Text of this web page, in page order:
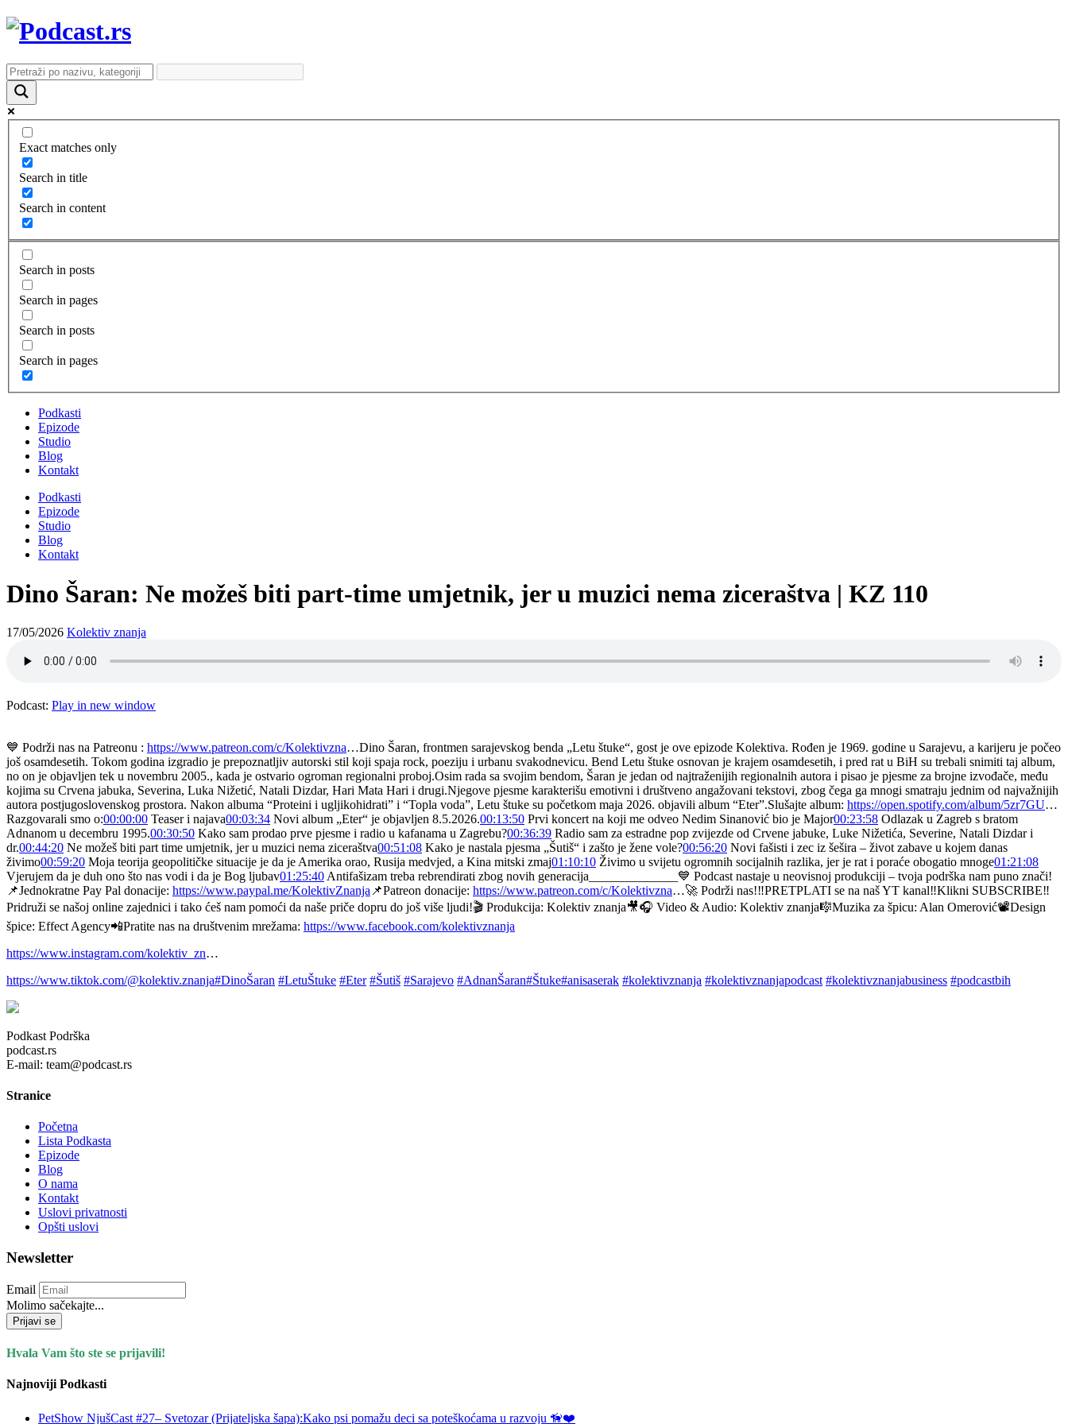
Exact matches only
Search in title
Search in content
Search in posts
Search in pages
Search in posts
Search in pages
Podkasti
Epizode
Studio
Blog
Kontakt
Podkasti
Epizode
Studio
Blog
Kontakt
Dino Šaran: Ne možeš biti part-time umjetnik, jer u muzici nema ziceraštva | KZ 110
17/05/2026 Kolektiv znanja
Podcast: Play in new window
💙 Podrži nas na Patreonu : https://www.patreon.com/c/Kolektivzna…Dino Šaran, frontmen sarajevskog benda „Letu štuke“, gost je ove epizode Kolektiva. Rođen je 1969. godine u Sarajevu, a karijeru je počeo
još osamdesetih. Tokom godina izgradio je prepoznatljiv autorski stil koji spaja rock, poeziju i urbanu svakodnevicu. Bend Letu štuke osnovan je krajem osamdesetih, i pred rat u BiH su trebali snimiti taj album,
no on je objavljen tek u novembru 2005., kada je ostvario ogroman regionalni proboj.Osim rada sa svojim bendom, Šaran je jedan od najtraženijih regionalnih autora i pisao je pjesme za brojne izvođače, među
kojima su Crvena jabuka, Severina, Luka Nižetić, Natali Dizdar, Hari Mata Hari i drugi.Njegove pjesme karakterišu emotivni i društveno angažovani tekstovi, zbog čega ga mnogi smatraju jednim od najvažnijih
autora postjugoslovenskog prostora. Nakon albuma “Proteini i ugljikohidrati” i “Topla voda”, Letu štuke su početkom maja 2026. objavili album “Eter”.Slušajte album: https://open.spotify.com/album/5zr7GU…
Razgovarali smo o:00:00:00 Teaser i najava00:03:34 Novi album „Eter“ je objavljen 8.5.2026.00:13:50 Prvi koncert na koji me odveo Nedim Sinanović bio je Major00:23:58 Odlazak u Zagreb s bratom
Adnanom u decembru 1995.00:30:50 Kako sam prodao prve pjesme i radio u kafanama u Zagrebu?00:36:39 Radio sam za estradne pop zvijezde od Crvene jabuke, Luke Nižetića, Severine, Natali Dizdar i
dr.00:44:20 Ne možeš biti part time umjetnik, jer u muzici nema ziceraštva00:51:08 Kako je nastala pjesma „Šutiš“ i zašto je žene vole?00:56:20 Novi fašisti i zec iz šešira – život zabave u kojem danas
živimo00:59:20 Moja teorija geopolitičke situacije je da je Amerika orao, Rusija medvjed, a Kina mitski zmaj01:10:10 Živimo u svijetu ogromnih socijalnih razlika, jer je rat i poraće obogatio mnoge01:21:08
Vjerujem da je duh ono što nas vodi i da je Bog ljubav01:25:40 Antifašizam treba rebrendirati zbog novih generacija______________💙 Podcast nastaje u neovisnoj produkciji – tvoja podrška nam puno znači!
📌Jednokratne Pay Pal donacije: https://www.paypal.me/KolektivZnanja 📌Patreon donacije: https://www.patreon.com/c/Kolektivzna…🚀 Podrži nas!‼️PRETPLATI se na naš YT kanal‼️Klikni SUBSCRIBE‼️
Pridruži se našoj online zajednici i tako ćeš nam pomoći da naše priče dopru do još više ljudi!🎬 Produkcija: Kolektiv znanja🎥🎧 Video & Audio: Kolektiv znanja🎼Muzika za špicu: Alan Omerović📽Design
špice: Effect Agency📲Pratite nas na društvenim mrežama: https://www.facebook.com/kolektivznanja
https://www.instagram.com/kolektiv_zn…
https://www.tiktok.com/@kolektiv.znanja#DinoŠaran #LetuŠtuke #Eter #Šutiš #Sarajevo #AdnanŠaran#Štuke#anisaserak #kolektivznanja #kolektivznanjapodcast #kolektivznanjabusiness #podcastbih
Podkast Podrška
podcast.rs
E-mail: team@podcast.rs
Stranice
Početna
Lista Podkasta
Epizode
Blog
O nama
Kontakt
Uslovi privatnosti
Opšti uslovi
Newsletter
Email
Molimo sačekajte...
Prijavi se
Hvala Vam što ste se prijavili!
Najnoviji Podkasti
PetShow NjušCast #27– Svetozar (Prijateljska šapa):Kako psi pomažu deci sa poteškoćama u razvoju 🦮❤️